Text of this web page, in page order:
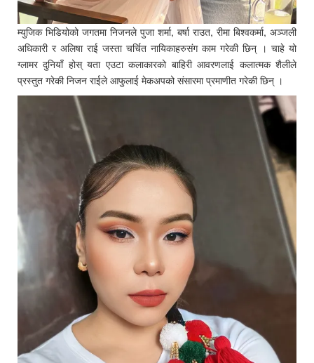
म्युजिक भिडियोको जगतमा निजनले पुजा शर्मा, बर्षा राउत, रीमा बिश्वकर्मा, अञ्जली
अधिकारी र अलिषा राई जस्ता चर्चित नायिकाहरुसंग काम गरेकी छिन् । चाहे यो
ग्लामर दुनियाँ होस् यता एउटा कलाकारको बाहिरी आवरणलाई कलात्मक शैलीले
प्रस्तुत गरेकी निजन राईले आफुलाई मेकअपको संसारमा प्रमाणीत गरेकी छिन् ।